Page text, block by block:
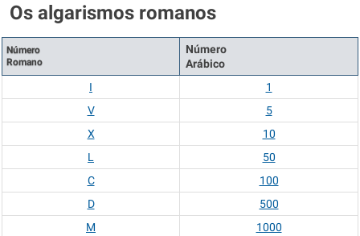
Os algarismos romanos
Número
Romano
Número
Arábico
I
1
V
5
X
10
L
50
C
100
D
500
M
1000